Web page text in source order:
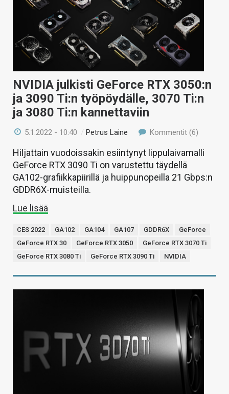
NVIDIA julkisti GeForce RTX 3050:n
ja 3090 Ti:n työpöydälle, 3070 Ti:n
ja 3080 Ti:n kannettaviin
5.1.2022 - 10:40 /Petrus Laine Kommentit (6)
Hiljattain vuodoissakin esiintynyt lippulaivamalli
GeForce RTX 3090 Ti on varustettu täydellä
GA102-grafiikkapiirillä ja huippunopeilla 21 Gbps:n
GDDR6X-muisteilla.
Lue lisää
CES 2022 GA102 GA104 GA107 GDDR6X
GeForce
GeForce RTX 30
GeForce RTX 3050
GeForce RTX 3070 Ti
GeForce RTX 3080 Ti
GeForce RTX 3090 Ti NVIDIA